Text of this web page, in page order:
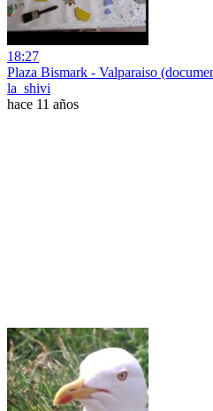
18:27
Plaza Bismark - Valparaiso
la_shivi
hace 11 años